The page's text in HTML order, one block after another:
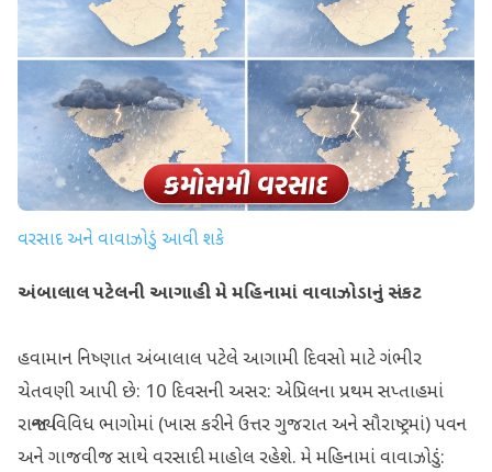
વરસાદ અને વાવાઝોડું આવી શકે
અંબાલાલ પટેલની આગાહી: મે મહિનામાં વાવાઝોડાનું સંકટ
હવામાન નિષ્ણાત અંબાલાલ પટેલે આગામી દિવસો માટે ગંભીર
ચેતવણી આપી છે: 10 દિવસની અસર: એપ્રિલના પ્રથમ સપ્તાહમાં
રાજ્યના વિવિધ ભાગોમાં (ખાસ કરીને ઉત્તર ગુજરાત અને સૌરાષ્ટ્રમાં) પવન
અને ગાજવીજ સાથે વરસાદી માહોલ રહેશે. મે મહિનામાં વાવાઝોડું: